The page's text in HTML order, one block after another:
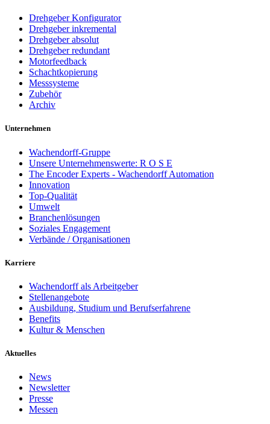
Drehgeber Konfigurator
Drehgeber inkremental
Drehgeber absolut
Drehgeber redundant
Motorfeedback
Schachtkopierung
Messsysteme
Zubehör
Archiv
Unternehmen
Wachendorff-Gruppe
Unsere Unternehmenswerte: R O S E
The Encoder Experts - Wachendorff Automation
Innovation
Top-Qualität
Umwelt
Branchenlösungen
Soziales Engagement
Verbände / Organisationen
Karriere
Wachendorff als Arbeitgeber
Stellenangebote
Ausbildung, Studium und Berufserfahrene
Benefits
Kultur & Menschen
Aktuelles
News
Newsletter
Presse
Messen